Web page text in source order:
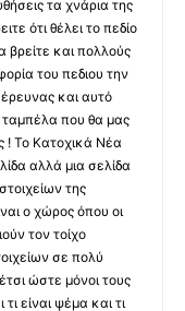
τα χνάρια της
ότι θέλει το πεδίο
και πολλούς
του πεδιου την
και αυτό
ταμπέλα που θα μας
! Το Κατοχικά Νέα
αλλά μια σελίδα
της
ο χώρος όπου οι
τον τοίχο
σε πολύ
ώστε μόνοι τους
είναι ψέμα και τι